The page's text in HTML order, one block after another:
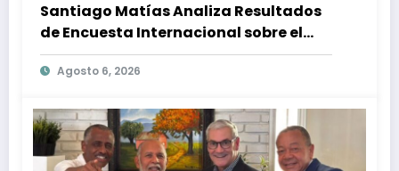
Santiago Matías Analiza Resultados
de Encuesta Internacional sobre el
Panorama Político en República
Dominicana: Tendencias y Opiniones
Agosto 6, 2026